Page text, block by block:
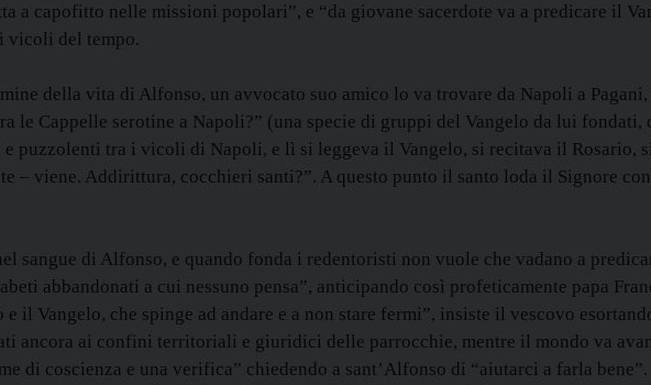
a capofitto nelle missioni popolari”, e “da giovane sacerdote va a predicare il
vicoli del tempo.
della vita di Alfonso, un avvocato suo amico lo va trovare da Napoli a
le Cappelle serotine a Napoli?” (una specie di gruppi del Vangelo da lui
puzzolenti tra i vicoli di Napoli, e lì si leggeva il Vangelo, si recitava il Rosario,
– viene. Addirittura, cocchieri santi?”. A questo punto il santo loda il Signore
sangue di Alfonso, e quando fonda i redentoristi non vuole che vadano a
abbandonati a cui nessuno pensa”, anticipando così profeticamente papa
il Vangelo, che spinge ad andare e a non stare fermi”, insiste il vescovo
ancora ai confini territoriali e giuridici delle parrocchie, mentre il mondo va
di coscienza e una verifica” chiedendo a sant’Alfonso di “aiutarci a farla bene”.